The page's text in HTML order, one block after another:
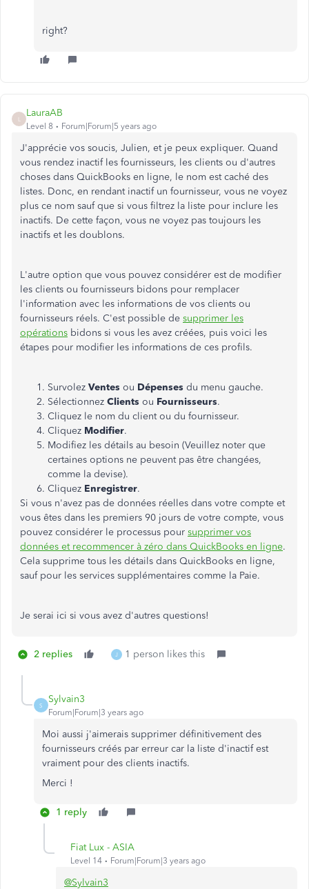
right?
LauraAB
Level 8 Forum|Forum|5 years ago
J'apprécie vos soucis, Julien, et je peux expliquer. Quand
vous rendez inactif les fournisseurs, les clients ou d'autres
choses dans QuickBooks en ligne, le nom est caché des
listes. Donc, en rendant inactif un fournisseur, vous ne voyez
plus ce nom sauf que si vous filtrez la liste pour inclure les
inactifs. De cette façon, vous ne voyez pas toujours les
inactifs et les doublons.
L'autre option que vous pouvez considérer est de modifier
les clients ou fournisseurs bidons pour remplacer
l'information avec les informations de vos clients ou
fournisseurs réels. C'est possible de supprimer les
opérations bidons si vous les avez créées, puis voici les
étapes pour modifier les informations de ces profils.
Survolez Ventes ou Dépenses du menu gauche.
Sélectionnez Clients ou Fournisseurs.
Cliquez le nom du client ou du fournisseur.
Cliquez Modifier.
Modifiez les détails au besoin (Veuillez noter que
certaines options ne peuvent pas être changées,
comme la devise).
Cliquez Enregistrer.
Si vous n'avez pas de données réelles dans votre compte et
vous êtes dans les premiers 90 jours de votre compte, vous
pouvez considérer le processus pour supprimer vos
données et recommencer à zéro dans QuickBooks en ligne.
Cela supprime tous les détails dans QuickBooks en ligne,
sauf pour les services supplémentaires comme la Paie.
Je serai ici si vous avez d'autres questions!
2 replies J 1 person likes this
S
Sylvain3
Forum|Forum|3 years ago
Moi aussi j'aimerais supprimer définitivement des
fournisseurs créés par erreur car la liste d'inactif est
vraiment pour des clients inactifs.
Merci !
1 reply
Fiat Lux - ASIA
Level 14 Forum|Forum|3 years ago
@Sylvain3